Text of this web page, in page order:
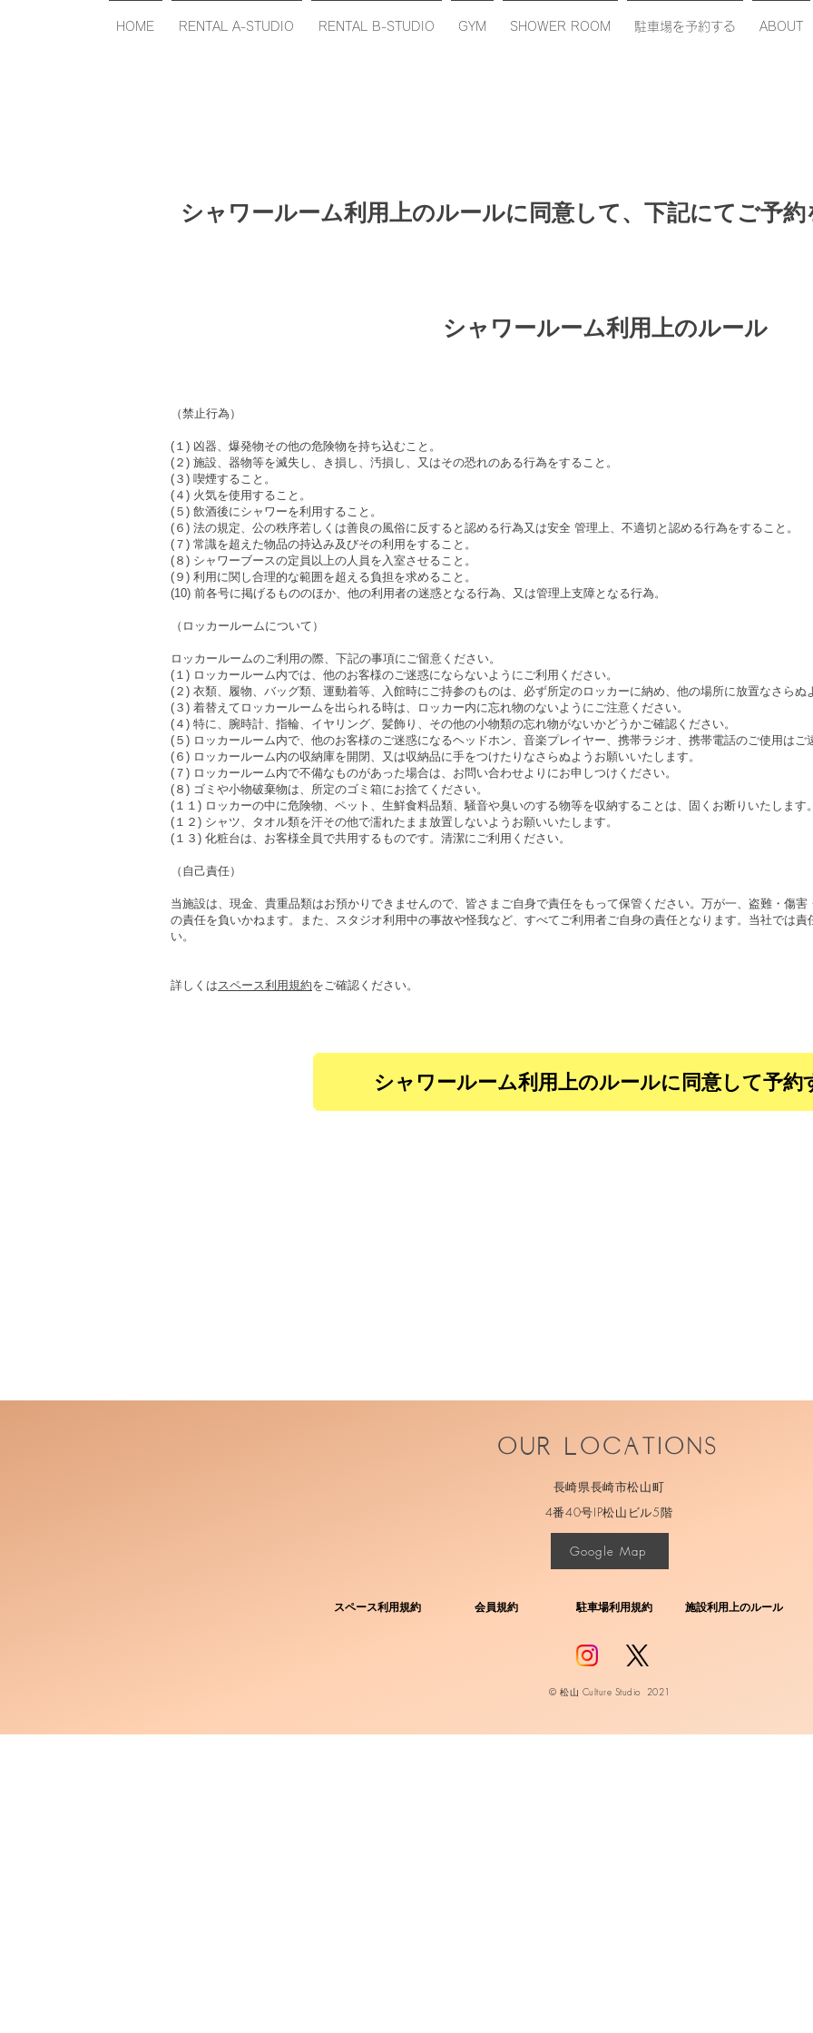
HOME RENTAL A-STUDIO RENTAL B-STUDIO GYM SHOWER ROOM 駐車場を予約する ABOUT
シャワールーム利用上のルールに同意して、下記にてご予約
シャワールーム利用上のルール
（禁止行為）
(１) 凶器、爆発物その他の危険物を持ち込むこと。
(２) 施設、器物等を滅失し、き損し、汚損し、又はその恐れのある行為をすること。
(３) 喫煙すること。
(４) 火気を使用すること。
(５) 飲酒後にシャワーを利用すること。
(６) 法の規定、公の秩序若しくは善良の風俗に反すると認める行為又は安全 管理上、不適切と認める行為をすること。
(７) 常識を超えた物品の持込み及びその利用をすること。
(８) シャワーブースの定員以上の人員を入室させること。
(９) 利用に関し合理的な範囲を超える負担を求めること。
(10) 前各号に掲げるもののほか、他の利用者の迷惑となる行為、又は管理上支障となる行為。
（ロッカールームについて）
ロッカールームのご利用の際、下記の事項にご留意ください。
(１) ロッカールーム内では、他のお客様のご迷惑にならないようにご利用ください。
(２) 衣類、履物、バッグ類、運動着等、入館時にご持参のものは、必ず所定のロッカーに納め、他の場所に放置なさらぬ
(３) 着替えてロッカールームを出られる時は、ロッカー内に忘れ物のないようにご注意ください。
(４) 特に、腕時計、指輪、イヤリング、髪飾り、その他の小物類の忘れ物がないかどうかご確認ください。
(５) ロッカールーム内で、他のお客様のご迷惑になるヘッドホン、音楽プレイヤー、携帯ラジオ、携帯電話のご使用はご
(６) ロッカールーム内の収納庫を開閉、又は収納品に手をつけたりなさらぬようお願いいたします。
(７) ロッカールーム内で不備なものがあった場合は、お問い合わせよりにお申しつけください。
(８) ゴミや小物破棄物は、所定のゴミ箱にお捨てください。
(１１) ロッカーの中に危険物、ペット、生鮮食料品類、騒音や臭いのする物等を収納することは、固くお断りいたします。
(１２) シャツ、タオル類を汗その他で濡れたまま放置しないようお願いいたします。
(１３) 化粧台は、お客様全員で共用するものです。清潔にご利用ください。
（自己責任）
当施設は、現金、貴重品類はお預かりできませんので、皆さまご自身で責任をもって保管ください。万が一、盗難・傷
の責任を負いかねます。また、スタジオ利用中の事故や怪我など、すべてご利用者ご自身の責任となります。当社では責
い。
​詳しくはスペース利用規約をご確認ください。
シャワールーム利用上のルールに同意して予約
Our Locations
長崎県長崎市松山町
4番40号IP松山ビル5階
Google Map
スペース利用規約 会員規約 駐車場利用規約 施設利用上のルール
© 松山 Culture Studio 2021